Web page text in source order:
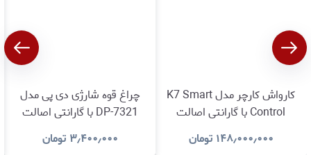
کارواش کارچر مدل K7 Smart
Control با گارانتی اصالت
وسلامت کالا
۱۴۸٫۰۰۰٫۰۰۰ تومان
چراغ قوه شارژی دی پی مدل
DP-7321 با گارانتی اصالت
وسلامت کالا
۳٫۴۰۰٫۰۰۰ تومان